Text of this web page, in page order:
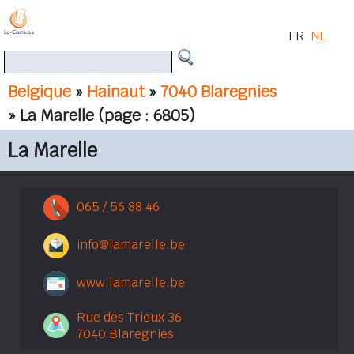
Belgique » Hainaut» 7040 Blaregnies
» La Marelle (page : 6805)
FR NL
La Marelle
065 / 56 88 46
info@lamarelle.be
www.lamarelle.be
Rue des Trieux 36
7040 Blaregnies